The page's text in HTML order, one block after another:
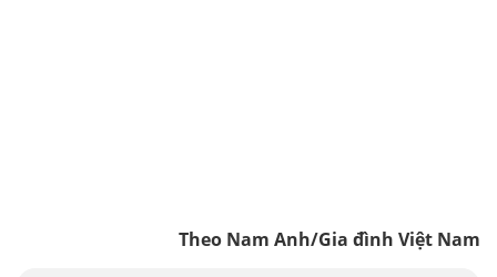
Theo Nam Anh/Gia đình Việt Nam